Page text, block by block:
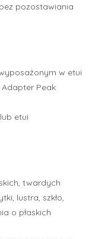
pozostawiania
w etui
Adapter Peak
etui
twardych
lustra, szkło,
o płaskich